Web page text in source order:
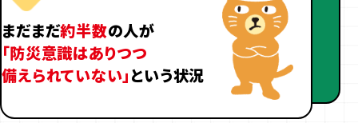
まだまだ約半数の人が
「防災意識はありつつ
備えられていない」という状況